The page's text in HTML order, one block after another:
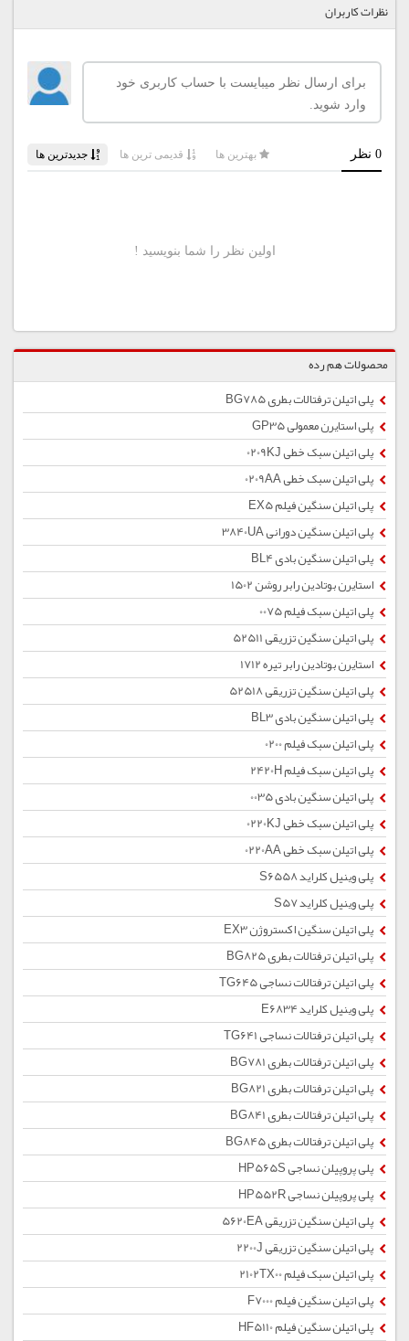
نظرات کاربران
محصولات هم رده
پلی اتیلن ترفتالات بطری BG785
پلی استایرن معمولی GP35
پلی اتیلن سبک خطی 0209KJ
پلی اتیلن سبک خطی 0209AA
پلی اتیلن سنگین فیلم EX5
پلی اتیلن سنگین دورانی 3840UA
پلی اتیلن سنگین بادی BL4
استایرن بوتادین رابر روشن 1502
پلی اتیلن سبک فیلم 0075
پلی اتیلن سنگین تزریقی 52511
استایرن بوتادین رابر تیره 1712
پلی اتیلن سنگین تزریقی 52518
پلی اتیلن سنگین بادی BL3
پلی اتیلن سبک فیلم 0200
پلی اتیلن سبک فیلم 2420H
پلی اتیلن سنگین بادی 0035
پلی اتیلن سبک خطی 0220KJ
پلی اتیلن سبک خطی 0220AA
پلی وینیل کلراید S6558
پلی وینیل کلراید S57
پلی اتیلن سنگین اکستروژن EX3
پلی اتیلن ترفتالات بطری BG825
پلی اتیلن ترفتالات نساجی TG645
پلی وینیل کلراید E6834
پلی اتیلن ترفتالات نساجی TG641
پلی اتیلن ترفتالات بطری BG781
پلی اتیلن ترفتالات بطری BG821
پلی اتیلن ترفتالات بطری BG841
پلی اتیلن ترفتالات بطری BG845
پلی پروپیلن نساجی HP565S
پلی پروپیلن نساجی HP552R
پلی اتیلن سنگین تزریقی 5620EA
پلی اتیلن سنگین تزریقی 2200J
پلی اتیلن سبک فیلم 2102TX00
پلی اتیلن سنگین فیلم F7000
پلی اتیلن سنگین فیلم HF5110